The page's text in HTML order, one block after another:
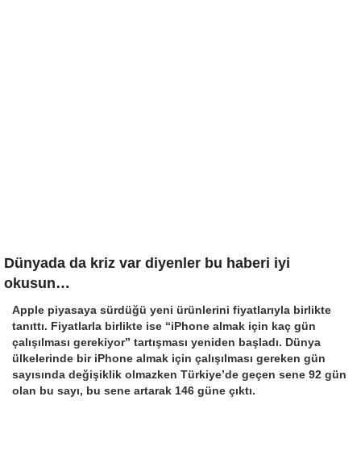
Dünyada da kriz var diyenler bu haberi iyi
okusun…
Apple piyasaya sürdüğü yeni ürünlerini fiyatlarıyla birlikte
tanıttı. Fiyatlarla birlikte ise “iPhone almak için kaç gün
çalışılması gerekiyor” tartışması yeniden başladı. Dünya
ülkelerinde bir iPhone almak için çalışılması gereken gün
sayısında değişiklik olmazken Türkiye’de geçen sene 92 gün
olan bu sayı, bu sene artarak 146 güne çıktı.